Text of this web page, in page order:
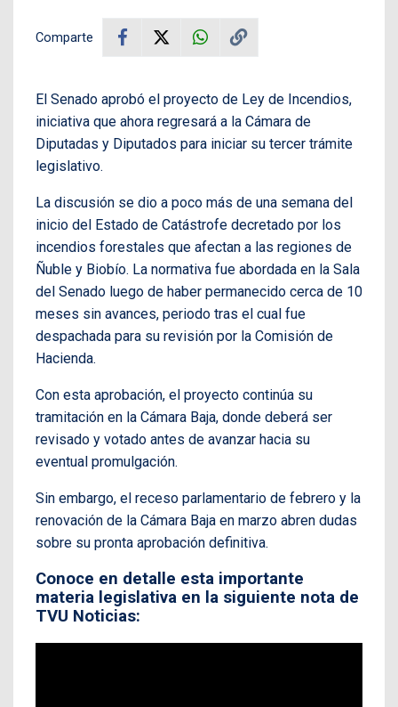
Comparte
El Senado aprobó el proyecto de Ley de Incendios,
iniciativa que ahora regresará a la Cámara de
Diputadas y Diputados para iniciar su tercer trámite
legislativo.
La discusión se dio a poco más de una semana del
inicio del Estado de Catástrofe decretado por los
incendios forestales que afectan a las regiones de
Ñuble y Biobío. La normativa fue abordada en la Sala
del Senado luego de haber permanecido cerca de 10
meses sin avances, periodo tras el cual fue
despachada para su revisión por la Comisión de
Hacienda.
Con esta aprobación, el proyecto continúa su
tramitación en la Cámara Baja, donde deberá ser
revisado y votado antes de avanzar hacia su
eventual promulgación.
Sin embargo, el receso parlamentario de febrero y la
renovación de la Cámara Baja en marzo abren dudas
sobre su pronta aprobación definitiva.
Conoce en detalle esta importante
materia legislativa en la siguiente nota de
TVU Noticias: